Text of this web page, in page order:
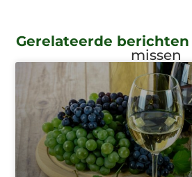
Gerelateerde berichten
missen